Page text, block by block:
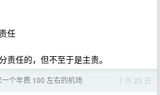
任
责任的，但不至于是主责。
一个年费 100 左右的机场 7 月 23 日